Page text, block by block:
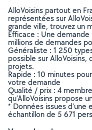
AlloVoisins partout en
représentées sur
grande ville, trouvez un
Efficace : Une
millions de demandes
Généraliste : 1 250
possible sur
projets.
Rapide : 10 minutes
votre demande
Qualité / prix : 4
qu’AlloVoisins propose
* Données issues d’une
échantillon de 5 671